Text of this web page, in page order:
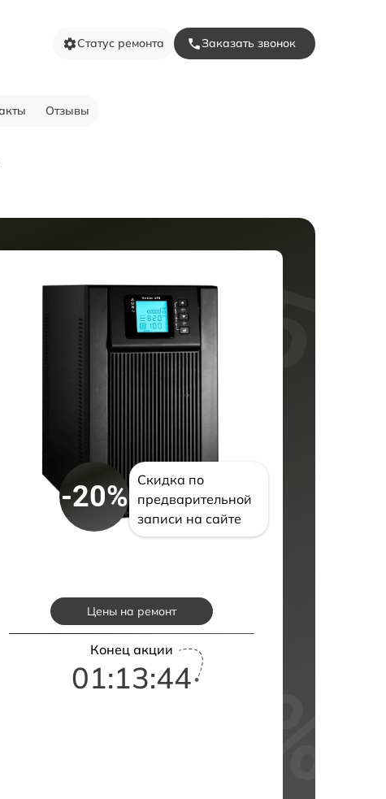
Статус ремонта Заказать звонок
Отзывы
-20%
Скидка по
предварительной
записи на сайте
Цены на ремонт
Конец акции
01:13:43